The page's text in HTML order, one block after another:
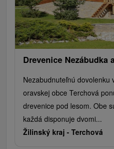
Drevenice Nezábudka
Nezabudnuteľnú
oravskej obce Terchová
drevenice pod lesom. Obe
každá disponuje dvomi...
Žilinský kraj - Terchová